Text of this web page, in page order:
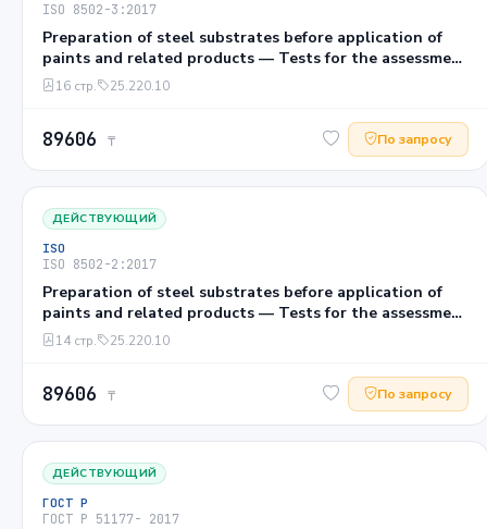
ISO 8502-3:2017
Preparation of steel substrates before application of
paints and related products — Tests for the assessment
of surface cleanliness — Part 3: Assessment of dust on
steel surfaces prepared for painting (pressure-sensitive
16 стр. 25.220.10
89606 ₸ По запросу
ДЕЙСТВУЮЩИЙ
ISO
ISO 8502-2:2017
Preparation of steel substrates before application of
paints and related products — Tests for the assessment
of surface cleanliness — Part 2: Laboratory
determination of chloride on cleaned surfaces
14 стр. 25.220.10
89606 ₸ По запросу
ДЕЙСТВУЮЩИЙ
ГОСТ Р
ГОСТ Р 51177- 2017